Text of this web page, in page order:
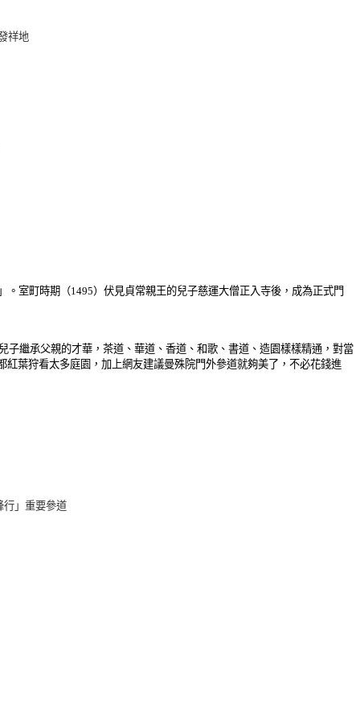
祥地
室町時期（1495）伏見貞常親王的兒子慈運大僧正入寺後，成為正式門
繼承父親的才華，茶道、華道、香道、和歌、書道、造園樣樣精通，對當
葉狩看太多庭園，加上網友建議曼殊院門外參道就夠美了，不必花錢進
行」重要參道